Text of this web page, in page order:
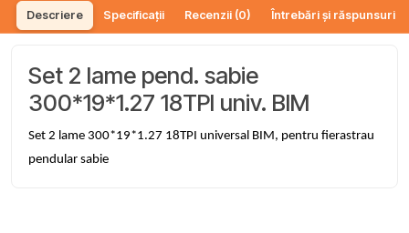
Descriere Specificații Recenzii (0) Întrebări și răspunsuri
Set 2 lame pend. sabie
300*19*1.27 18TPI univ. BIM
Set 2 lame 300*19*1.27 18TPI universal BIM, pentru fierastrau
pendular sabie